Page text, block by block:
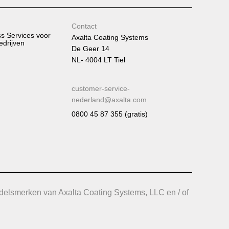
Services voor
Contact
Axalta Coating Systems
De Geer 14
NL- 4004 LT Tiel
customer-service-
nederland@axalta.com
0800 45 87 355 (gratis)
van Axalta Coating Systems, LLC en / of